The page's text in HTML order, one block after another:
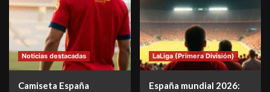
Noticias destacadas
Camiseta España
LaLiga (Primera División)
España mundial 2026: